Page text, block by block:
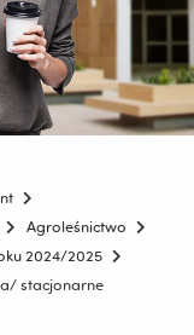
Agroleśnictwo
2024/2025
stacjonarne